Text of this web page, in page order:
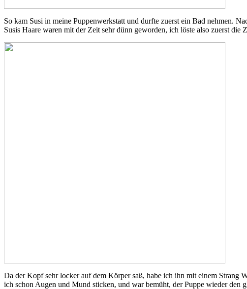
So kam Susi in meine Puppenwerkstatt und durfte zuerst ein Bad nehmen.
Susis Haare waren mit der Zeit sehr dünn geworden, ich löste also zuerst die
Da der Kopf sehr locker auf dem Körper saß, habe ich ihn mit einem Strang
ich schon Augen und Mund sticken, und war bemüht, der Puppe wieder den